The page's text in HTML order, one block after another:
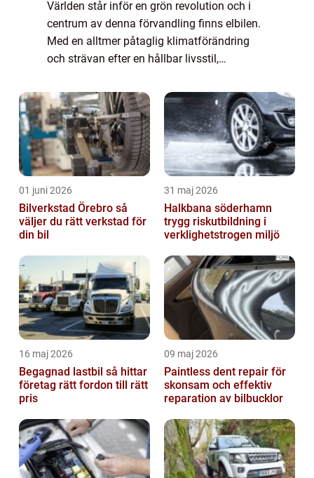
Världen står inför en grön revolution och i
centrum av denna förvandling finns elbilen.
Med en alltmer påtaglig klimatförändring
och strävan efter en hållbar livsstil,
01 juni 2026
Bilverkstad Örebro så
väljer du rätt verkstad för
din bil
31 maj 2026
Halkbana söderhamn
trygg riskutbildning i
verklighetstrogen miljö
16 maj 2026
Begagnad lastbil så hittar
företag rätt fordon till rätt
pris
09 maj 2026
Paintless dent repair för
skonsam och effektiv
reparation av bilbucklor